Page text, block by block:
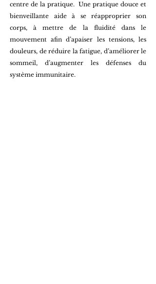
centre de la pratique. Une pratique douce et
bienveillante aide à se réapproprier son
corps, à mettre de la fluidité dans le
mouvement afin d’apaiser les tensions, les
douleurs, de réduire la fatigue, d’améliorer le
sommeil, d’augmenter les défenses du
système immunitaire.